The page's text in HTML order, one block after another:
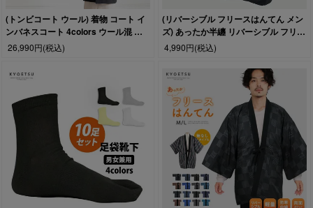
(トンビコート ウール) 着物 コート イ
ンバネスコート 4colors ウール混 男
性 メンズ 冬 和装コートトンビ インバ
ネス 和装 防寒(rg)
26,990円(税込)
(リバーシブル フリースはんてん メン
ズ) あったか半纏 リバーシブル フリー
ス 男性 メンズ M/L 4柄 半纏 ルームウ
ェア 暖かい 綿入り ポンチョ 袢纏 ちゃ
んちゃんこ はんてん 半天 どてら丹前
4,990円(税込)